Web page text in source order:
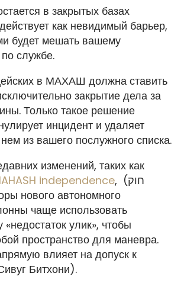
в закрытых базах
как невидимый барьер,
будет мешать вашему
службе.
в МАХАШ должна ставить
закрытие дела за
Только такое решение
инцидент и удаляет
из вашего послужного списка.
изменений, таких как
independence, (חוק
чаще использовать
улик», чтобы
пространство для маневра.
влияет на допуск к
Битхони).